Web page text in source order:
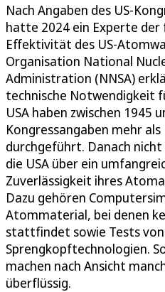
Nach Angaben des US-
hatte 2024 ein Experte der
Effektivität des US-
Organisation National
Administration (NNSA)
technische Notwendigkeit
USA haben zwischen 1945
Kongressangaben mehr
durchgeführt. Danach
die USA über ein
Zuverlässigkeit ihres
Dazu gehören
Atommaterial, bei denen
stattfindet sowie Tests
Sprengkopftechnologien.
machen nach Ansicht
überflüssig.